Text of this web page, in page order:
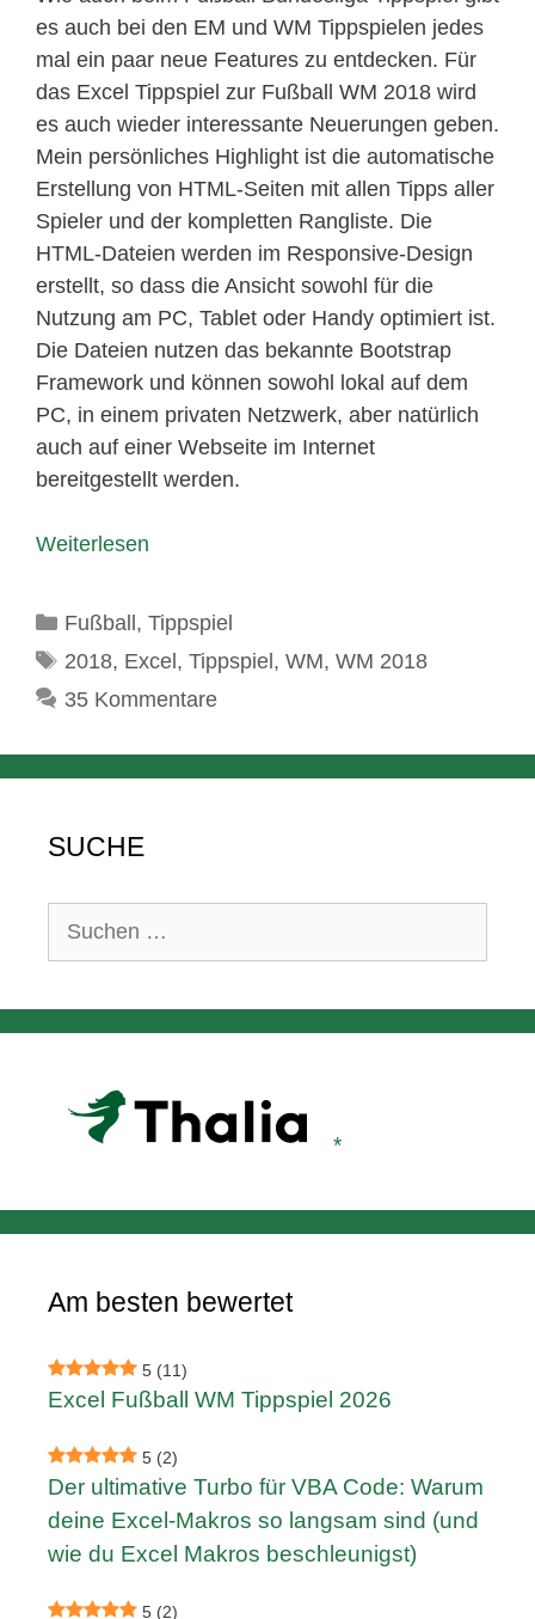
es auch bei den EM und WM Tippspielen jedes
mal ein paar neue Features zu entdecken. Für
das Excel Tippspiel zur Fußball WM 2018 wird
es auch wieder interessante Neuerungen geben.
Mein persönliches Highlight ist die automatische
Erstellung von HTML-Seiten mit allen Tipps aller
Spieler und der kompletten Rangliste. Die
HTML-Dateien werden im Responsive-Design
erstellt, so dass die Ansicht sowohl für die
Nutzung am PC, Tablet oder Handy optimiert ist.
Die Dateien nutzen das bekannte Bootstrap
Framework und können sowohl lokal auf dem
PC, in einem privaten Netzwerk, aber natürlich
auch auf einer Webseite im Internet
bereitgestellt werden.
Weiterlesen
Kategorien
Fußball, Tippspiel
Schlagwörter
2018, Excel, Tippspiel, WM, WM 2018
35 Kommentare
SUCHE
Suchen
Am besten bewertet
5 (11)
Excel Fußball WM Tippspiel 2026
5 (2)
Der ultimative Turbo für VBA Code: Warum
deine Excel-Makros so langsam sind (und
wie du Excel Makros beschleunigst)
5 (2)